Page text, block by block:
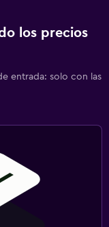
los precios
entrada: solo con las